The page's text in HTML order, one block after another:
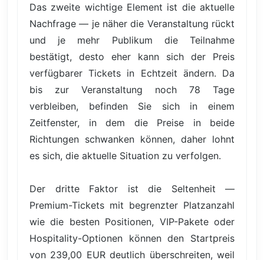
Das zweite wichtige Element ist die aktuelle
Nachfrage — je näher die Veranstaltung rückt
und je mehr Publikum die Teilnahme
bestätigt, desto eher kann sich der Preis
verfügbarer Tickets in Echtzeit ändern. Da
bis zur Veranstaltung noch 78 Tage
verbleiben, befinden Sie sich in einem
Zeitfenster, in dem die Preise in beide
Richtungen schwanken können, daher lohnt
es sich, die aktuelle Situation zu verfolgen.
Der dritte Faktor ist die Seltenheit —
Premium-Tickets mit begrenzter Platzanzahl
wie die besten Positionen, VIP-Pakete oder
Hospitality-Optionen können den Startpreis
von 239,00 EUR deutlich überschreiten, weil